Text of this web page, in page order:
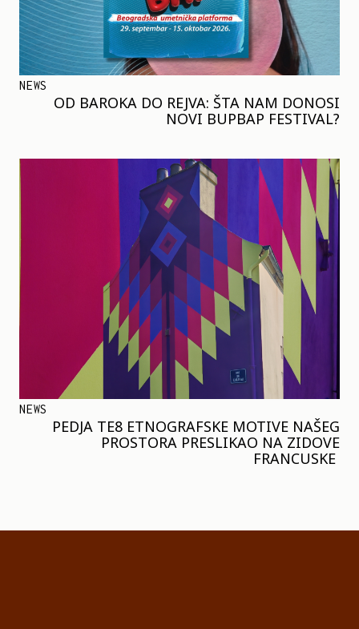
NEWS
OD BAROKA DO REJVA: ŠTA NAM DONOSI
NOVI BUPBAP FESTIVAL?
NEWS
PEDJA TE8 ETNOGRAFSKE MOTIVE NAŠEG
PROSTORA PRESLIKAO NA ZIDOVE
FRANCUSKE